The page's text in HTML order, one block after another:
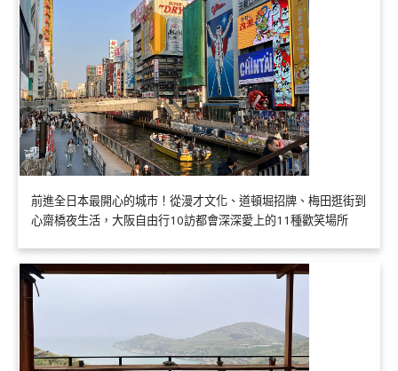
前進全日本最開心的城市！從漫才文化、道頓堀招牌、梅田逛街到
心齋橋夜生活，大阪自由行10訪都會深深愛上的11種歡笑場所